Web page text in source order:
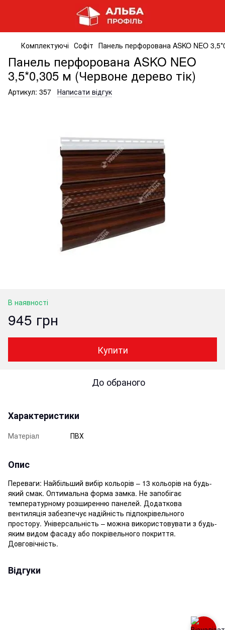
Комплектуючі Софіт Панель перфорована ASKO NEO
Панель перфорована ASKO NEO
3,5*0,305 м (Червоне дерево тік)
Артикул: 357 Написати відгук
В наявності
945 грн
Купити
До обраного
Характеристики
Матеріал ПВХ
Опис
Переваги: Найбільший вибір кольорів – 13 кольорів на будь-
який смак. Оптимальна форма замка. Не запобігає
температурному розширенню панелей. Додаткова
вентиляція забезпечує надійність підпокрівельного
простору. Універсальність – можна використовувати з будь-
яким видом фасаду або покрівельного покриття.
Довговічність.
Відгуки